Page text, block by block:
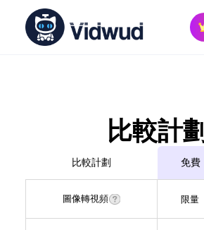
比較計劃
比較計劃 免費
圖像轉視頻 限量